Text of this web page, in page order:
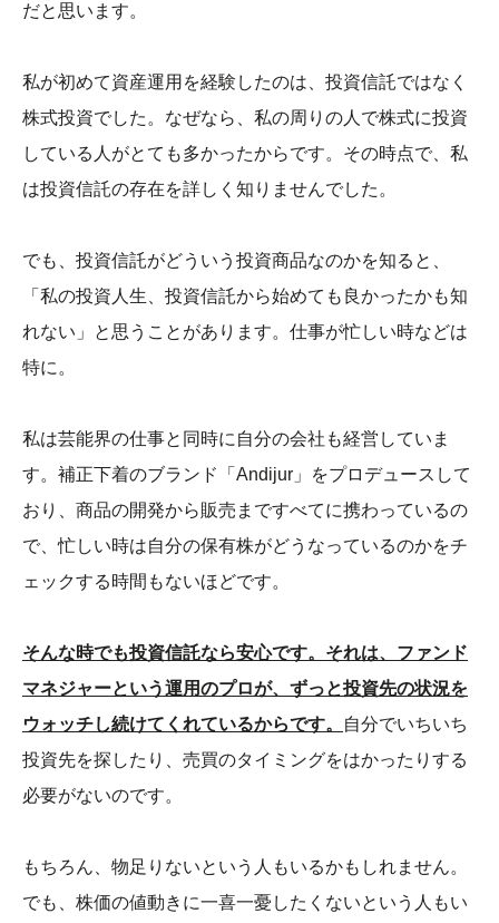
だと思います。
私が初めて資産運用を経験したのは、投資信託ではなく
株式投資でした。なぜなら、私の周りの人で株式に投資
している人がとても多かったからです。その時点で、私
は投資信託の存在を詳しく知りませんでした。
でも、投資信託がどういう投資商品なのかを知ると、
「私の投資人生、投資信託から始めても良かったかも知
れない」と思うことがあります。仕事が忙しい時などは
特に。
私は芸能界の仕事と同時に自分の会社も経営していま
す。補正下着のブランド「Andijur」をプロデュースして
おり、商品の開発から販売まですべてに携わっているの
で、忙しい時は自分の保有株がどうなっているのかをチ
ェックする時間もないほどです。
そんな時でも投資信託なら安心です。それは、ファンド
マネジャーという運用のプロが、ずっと投資先の状況を
ウォッチし続けてくれているからです。
自分でいちいち
投資先を探したり、売買のタイミングをはかったりする
必要がないのです。
もちろん、物足りないという人もいるかもしれません。
でも、株価の値動きに一喜一憂したくないという人もい